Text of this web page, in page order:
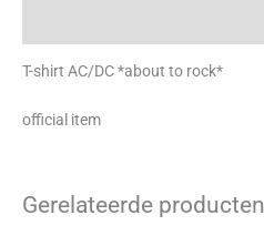
T-shirt AC/DC *about to rock*
official item
Gerelateerde producten